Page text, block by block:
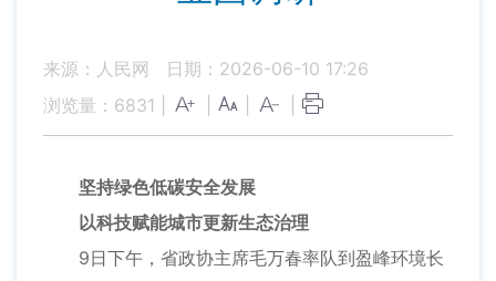
来源：人民网
日期：2026-06-10 17:26
浏览量： 6831
坚持绿色低碳安全发展
以科技赋能城市更新生态治理
9日下午，省政协主席毛万春率队到盈峰环境长